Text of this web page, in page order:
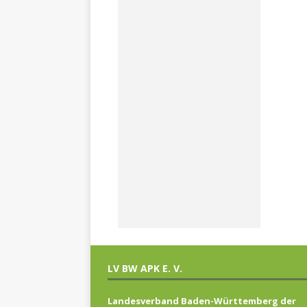
LV BW APK E. V.
Landesverband Baden-Württemberg der